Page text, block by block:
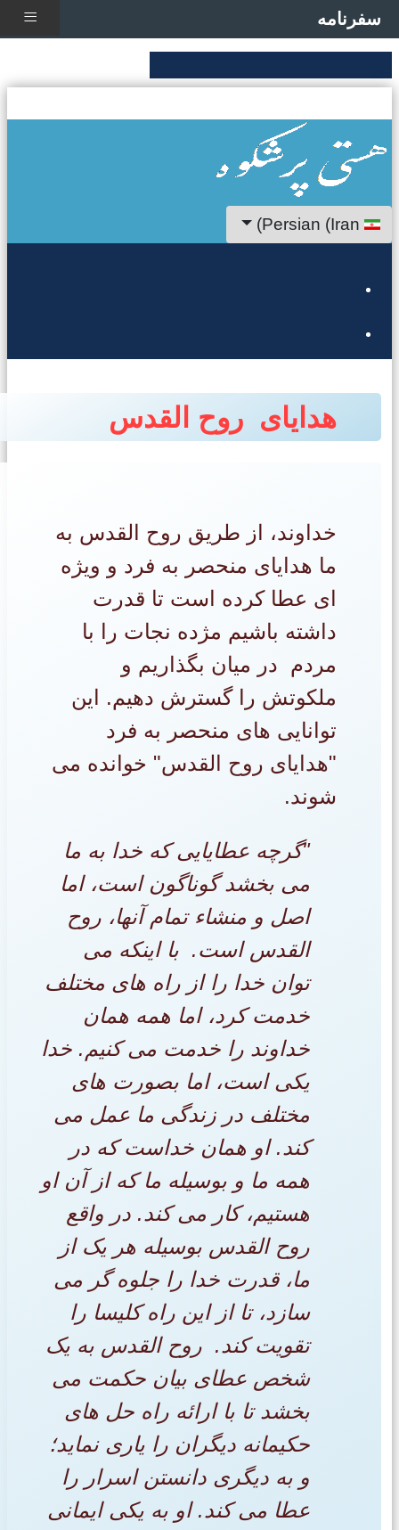
خود را انتخاب کنید
Persian (Iran)
هدایای روح القدس
خداوند، از طریق روح القدس به
ما هدایای منحصر به فرد و ویژه
ای عطا کرده است تا قدرت
داشته باشیم مژده نجات را با
مردم در میان بگذاریم و
ملکوتش را گسترش دهیم. این
توانایی های منحصر به فرد
"هدایای روح القدس" خوانده می
شوند.
"گرچه عطایایی که خدا به ما
می بخشد گوناگون است، اما
اصل و منشاء تمام آنها، روح
القدس است. با اینکه می
توان خدا را از راه های مختلف
خدمت کرد، اما همه همان
خداوند را خدمت می کنیم. خدا
یکی است، اما بصورت های
مختلف در زندگی ما عمل می
کند. او همان خداست که در
همه ما و بوسیله ما که از آن او
هستیم، کار می کند. در واقع
روح القدس بوسیله هر یک از
ما، قدرت خدا را جلوه گر می
سازد، تا از این راه کلیسا را
تقویت کند. روح القدس به یک
شخص عطای بیان حکمت می
بخشد تا با ارائه راه حل های
حکیمانه دیگران را یاری نماید؛
و به دیگری دانستن اسرار را
عطا می کند. او به یکی ایمانی
سفرنامه